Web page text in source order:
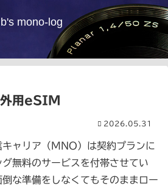
b's mono-log
用eSIM
2026.05.31
ャリア（MNO）は契約プランに
無料のサービスを付帯させてい
な準備をしなくてもそのままロー